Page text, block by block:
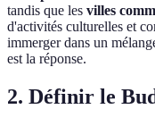
tandis que les villes
d'activités culturelles et
immerger dans un
est la réponse.
2. Définir le